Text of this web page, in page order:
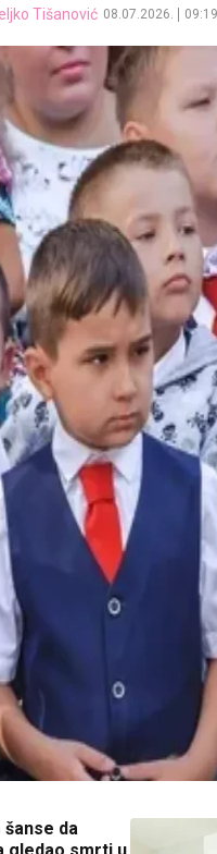
Tišanović 08.07.2026. 09:19
šanse da